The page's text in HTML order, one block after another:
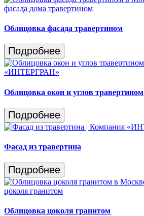
Облицовка фасада травертином
Подробнее
Облицовка окон и углов травертином
Подробнее
Фасад из травертина
Подробнее
Облицовка цоколя гранитом